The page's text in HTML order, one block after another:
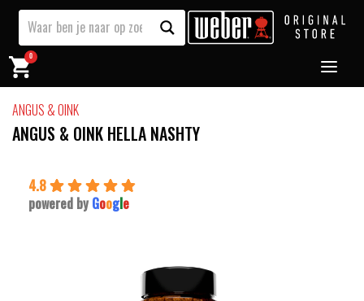
0
ANGUS & OINK
ANGUS & OINK HELLA NASHTY
4.8
powered by Google